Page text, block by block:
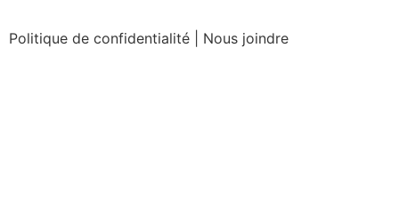
Politique de confidentialité Nous joindre